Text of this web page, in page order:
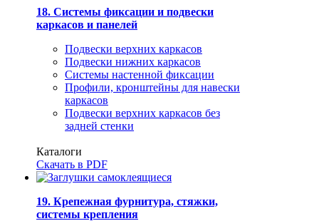
18. Системы фиксации и подвески
каркасов и панелей
Подвески верхних каркасов
Подвески нижних каркасов
Системы настенной фиксации
Профили, кронштейны для навески
каркасов
Подвески верхних каркасов без
задней стенки
Каталоги
Скачать в PDF
19. Крепежная фурнитура, стяжки,
системы крепления